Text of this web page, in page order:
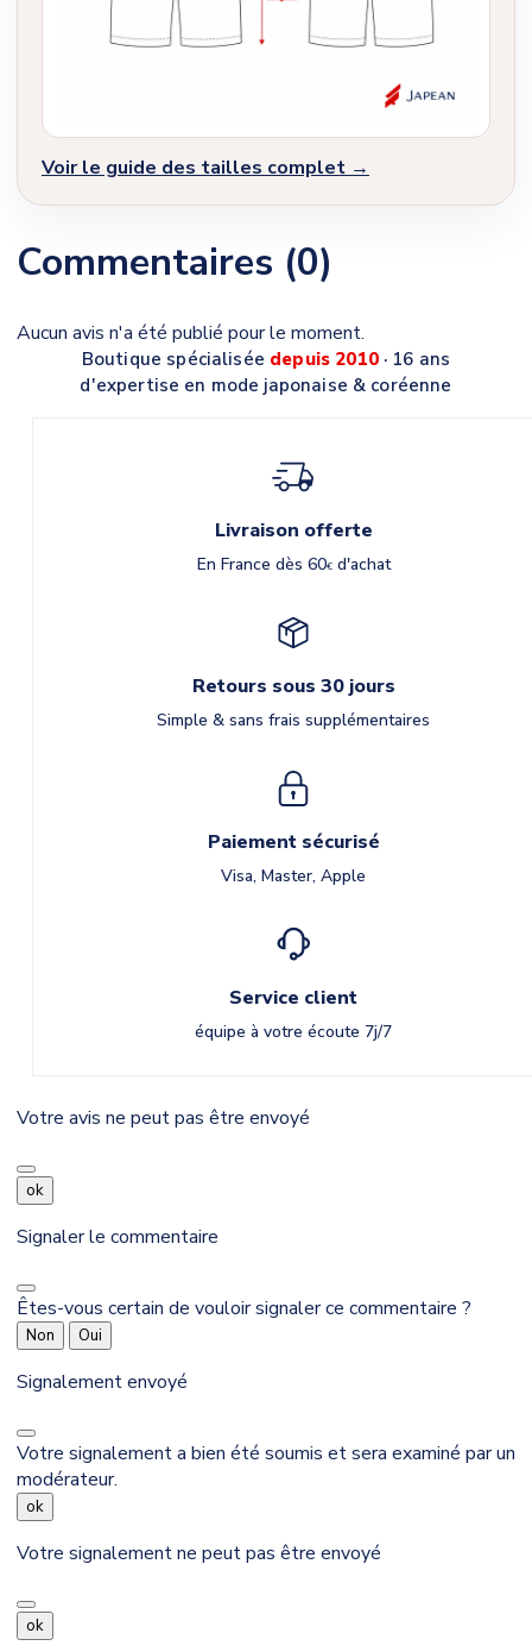
Voir le guide des tailles complet →
Commentaires (0)
Aucun avis n'a été publié pour le moment.
Boutique spécialisée depuis 2010· 16 ans
d'expertise en mode japonaise & coréenne
Livraison offerte
En France dès 60€d'achat
Retours sous 30 jours
Simple & sans frais supplémentaires
Paiement sécurisé
Visa, Master, Apple
Service client
équipe à votre écoute 7j/7
Votre avis ne peut pas être envoyé
ok
Signaler le commentaire
Êtes-vous certain de vouloir signaler ce commentaire ?
Non Oui
Signalement envoyé
Votre signalement a bien été soumis et sera examiné par un
modérateur.
ok
Votre signalement ne peut pas être envoyé
ok